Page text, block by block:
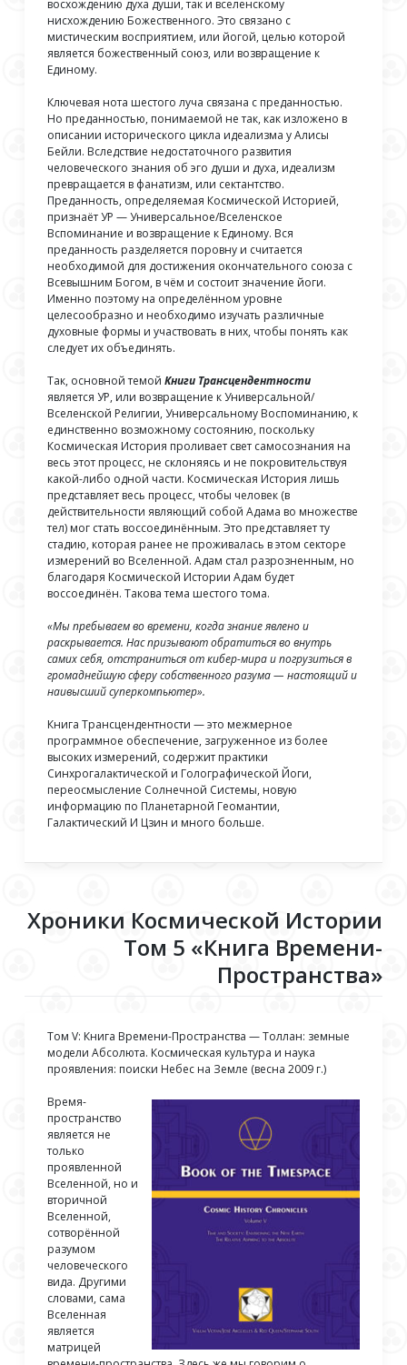
восхождению духа души, так и вселенскому
нисхождению Божественного. Это связано с
мистическим восприятием, или йогой, целью которой
является божественный союз, или возвращение к
Единому.
Ключевая нота шестого луча связана с преданностью.
Но преданностью, понимаемой не так, как изложено в
описании исторического цикла идеализма у Алисы
Бейли. Вследствие недостаточного развития
человеческого знания об эго души и духа, идеализм
превращается в фанатизм, или сектантство.
Преданность, определяемая Космической Историей,
признаёт УР — Универсальное/Вселенское
Вспоминание и возвращение к Единому. Вся
преданность разделяется поровну и считается
необходимой для достижения окончательного союза с
Всевышним Богом, в чём и состоит значение йоги.
Именно поэтому на определённом уровне
целесообразно и необходимо изучать различные
духовные формы и участвовать в них, чтобы понять как
следует их объединять.
Так, основной темойКниги Трансцендентности
является УР, или возвращение к Универсальной/
Вселенской Религии, Универсальному Воспоминанию, к
единственно возможному состоянию, поскольку
Космическая История проливает свет самосознания на
весь этот процесс, не склоняясь и не покровительствуя
какой-либо одной части. Космическая История лишь
представляет весь процесс, чтобы человек (в
действительности являющий собой Адама во множестве
тел) мог стать воссоединённым. Это представляет ту
стадию, которая ранее не проживалась в этом секторе
измерений во Вселенной. Адам стал разрозненным, но
благодаря Космической Истории Адам будет
воссоединён. Такова тема шестого тома.
«Мы пребываем во времени, когда знание явлено и
раскрывается. Нас призывают обратиться во внутрь
самих себя, отстраниться от кибер-мира и погрузиться в
громаднейшую сферу собственного разума — настоящий и
наивысший суперкомпьютер».
Книга Трансцендентности — это межмерное
программное обеспечение, загруженное из более
высоких измерений, содержит практики
Синхрогалактической и Голографической Йоги,
переосмысление Солнечной Системы, новую
информацию по Планетарной Геомантии,
Галактический И Цзин и много больше.
Хроники Космической Истории
Том 5 «Книга Времени-
Пространства»
Том V: Книга Времени-Пространства — Толлан: земные
модели Абсолюта. Космическая культура и наука
проявления: поиски Небес на Земле (весна 2009 г.)
Время-
пространство
является не
только
проявленной
Вселенной, но и
вторичной
Вселенной,
сотворённой
разумом
человеческого
вида. Другими
словами, сама
Вселенная
является
матрицей